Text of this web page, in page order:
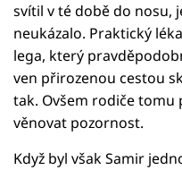
svítil v té době do nosu,
neukázalo. Praktický
lega, který
ven přirozenou cestou
tak. Ovšem rodiče tomu
věnovat pozornost.
Když byl však Samir